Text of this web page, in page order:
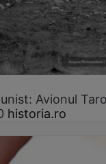
Avionul
historia.ro